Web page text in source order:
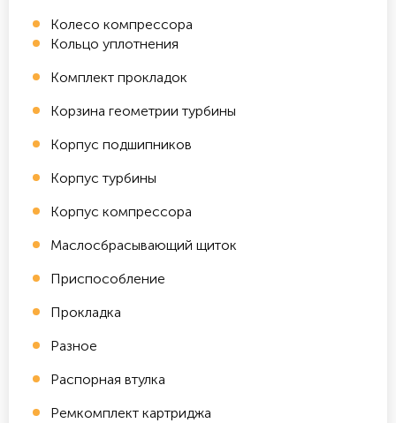
Колесо компрессора
Кольцо уплотнения
Комплект прокладок
Корзина геометрии турбины
Корпус подшипников
Корпус турбины
Корпус компрессора
Маслосбрасывающий щиток
Приспособление
Прокладка
Разное
Распорная втулка
Ремкомплект картриджа